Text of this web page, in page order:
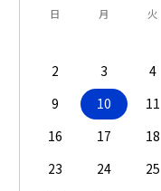
日 月 火
2
3 4
9
10 11
16
17 18
23
24 25